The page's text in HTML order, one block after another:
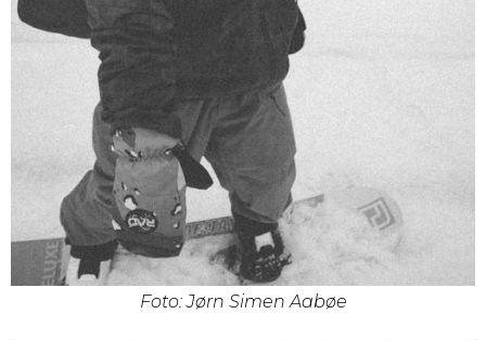
Foto: Jørn Simen Aabøe